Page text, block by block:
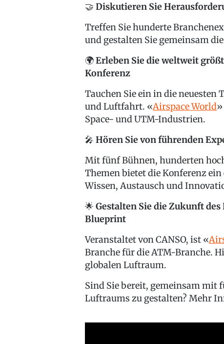
🤝Diskutieren Sie
Treffen Sie hunderte
und gestalten Sie gemeinsam
🌍Erleben Sie die weltweit
Konferenz
Tauchen Sie ein in die
und Luftfahrt. «Airspace World
Space- und UTM-Industrien.
🎤Hören Sie von führenden
Mit fünf Bühnen, hunderten
Themen bietet die Konferenz
Wissen, Austausch und
🌟Gestalten Sie die Zukunft
Blueprint
Veranstaltet von CANSO, ist «
Branche für die ATM-Branche.
globalen Luftraum.
Sind Sie bereit, gemeinsam mit
Luftraums zu gestalten? Mehr